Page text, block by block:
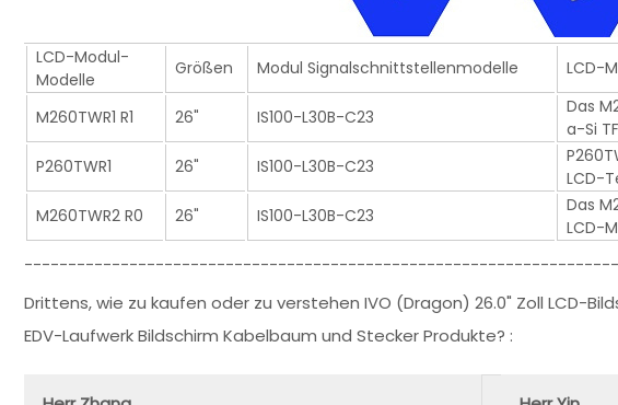
LCD-Modul-
Modelle
Größen Modul Signalschnittstellenmodelle LCD-
M260TWR1 R1 26" IS100-L30B-C23
Das
a-Si
P260TWR1
26" IS100-L30B-C23
LCD-
M260TWR2 R0
26" IS100-L30B-C23
Das
LCD-
Drittens, wie zu kaufen oder zu verstehen IVO (Dragon) 26.0" Zoll LCD-
EDV-Laufwerk Bildschirm Kabelbaum und Stecker Produkte? :